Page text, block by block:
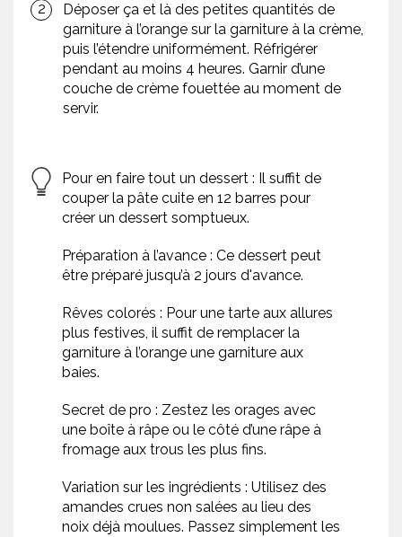
Déposer ça et là des petites quantités de
garniture à l’orange sur la garniture à la crème,
puis l’étendre uniformément. Réfrigérer
pendant au moins 4 heures. Garnir d’une
couche de crème fouettée au moment de
servir.
Pour en faire tout un dessert : Il suffit de
couper la pâte cuite en 12 barres pour
créer un dessert somptueux.
Préparation à l’avance : Ce dessert peut
être préparé jusqu’à 2 jours d'avance.
Rêves colorés : Pour une tarte aux allures
plus festives, il suffit de remplacer la
garniture à l’orange une garniture aux
baies.
Secret de pro : Zestez les orages avec
une boîte à râpe ou le côté d’une râpe à
fromage aux trous les plus fins.
Variation sur les ingrédients : Utilisez des
amandes crues non salées au lieu des
noix déjà moulues. Passez simplement les